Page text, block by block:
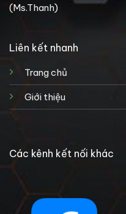
(Ms.Thanh)
Liên kết nhanh
Trang chủ
Giới thiệu
Các kênh kết nối khác